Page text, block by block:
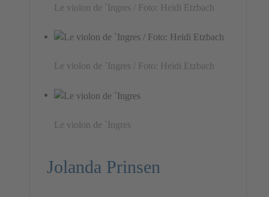
Le violon de `Ingres / Foto: Heidi Etzbach
Le violon de `Ingres / Foto: Heidi Etzbach
Le violon de `Ingres
Jolanda Prinsen